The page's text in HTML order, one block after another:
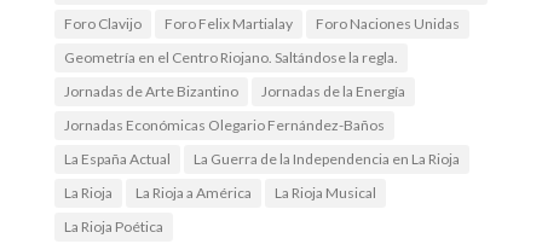
Foro Clavijo
Foro Felix Martialay
Foro Naciones Unidas
Geometría en el Centro Riojano. Saltándose la regla.
Jornadas de Arte Bizantino
Jornadas de la Energía
Jornadas Económicas Olegario Fernández-Baños
La España Actual
La Guerra de la Independencia en La Rioja
La Rioja
La Rioja a América
La Rioja Musical
La Rioja Poética